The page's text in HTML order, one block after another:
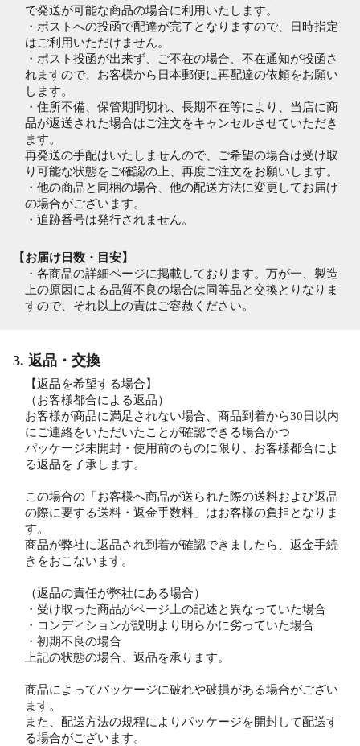
で発送が可能な商品の場合に利用いたします。
・ポストへの投函で配達が完了となりますので、日時指定
はご利用いただけません。
・ポスト投函が出来ず、ご不在の場合、不在通知が投函さ
れますので、お客様から日本郵便に再配達の依頼をお願い
します。
・住所不備、保管期間切れ、長期不在等により、当店に商
品が返送された場合はご注文をキャンセルさせていただき
ます。
再発送の手配はいたしませんので、ご希望の場合は受け取
り可能な状態をご確認の上、再度ご注文をお願いします。
・他の商品と同梱の場合、他の配送方法に変更してお届け
の場合がございます。
・追跡番号は発行されません。
【お届け日数・目安】
・各商品の詳細ページに掲載しております。万が一、製造
上の原因による品質不良の場合は同等品と交換とりなりま
すので、それ以上の責はご容赦ください。
3. 返品・交換
【返品を希望する場合】
（お客様都合による返品）
お客様が商品に満足されない場合、商品到着から30日以内
にご連絡をいただいたことが確認できる場合かつ
パッケージ未開封・使用前のものに限り、お客様都合によ
る返品を了承します。
この場合の「お客様へ商品が送られた際の送料および返品
の際に要する送料・返金手数料」はお客様の負担となりま
す。
商品が弊社に返品され到着が確認できましたら、返金手続
きをおこないます。
（返品の責任が弊社にある場合）
・受け取った商品がページ上の記述と異なっていた場合
・コンディションが説明より明らかに劣っていた場合
・初期不良の場合
上記の状態の場合、返品を承ります。
商品によってパッケージに破れや破損がある場合がござい
ます。
また、配送方法の規程によりパッケージを開封して配送す
る場合がございます。